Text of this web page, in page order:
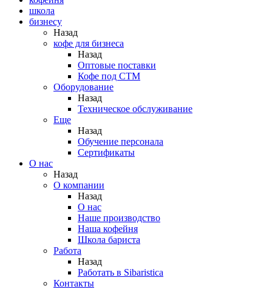
школа
бизнесу
Назад
кофе для бизнеса
Назад
Оптовые поставки
Кофе под СТМ
Оборудование
Назад
Техническое обслуживание
Еще
Назад
Обучение персонала
Сертификаты
О нас
Назад
O компании
Назад
О нас
Наше производство
Наша кофейня
Школа бариста
Работа
Назад
Работать в Sibaristica
Контакты